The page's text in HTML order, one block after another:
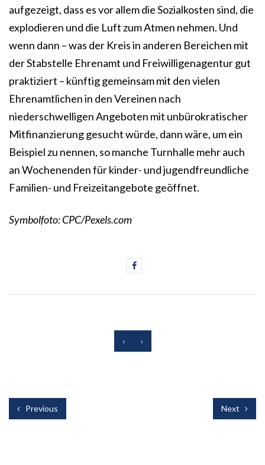
aufgezeigt, dass es vor allem die Sozialkosten sind, die
explodieren und die Luft zum Atmen nehmen. Und
wenn dann – was der Kreis in anderen Bereichen mit
der Stabstelle Ehrenamt und Freiwilligenagentur gut
praktiziert – künftig gemeinsam mit den vielen
Ehrenamtlichen in den Vereinen nach
niederschwelligen Angeboten mit unbürokratischer
Mitfinanzierung gesucht würde, dann wäre, um ein
Beispiel zu nennen, so manche Turnhalle mehr auch
an Wochenenden für kinder- und jugendfreundliche
Familien- und Freizeitangebote geöffnet.
Symbolfoto: CPC/Pexels.com
‹ ›
Previous Next